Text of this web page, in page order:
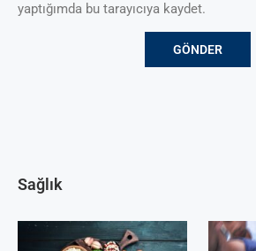
yaptığımda bu tarayıcıya kaydet.
Sağlık